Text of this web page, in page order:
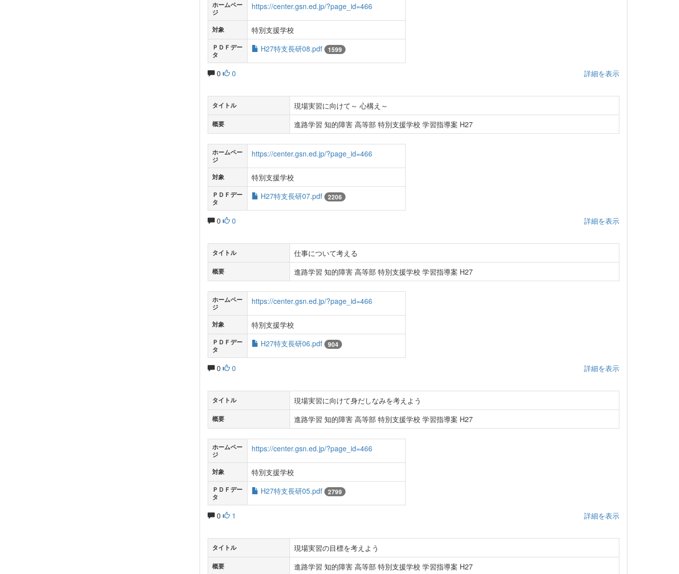
ホームペー
ジ
https://center.gsn.ed.jp/?page_id=466
対象 特別支援学校
ＰＤＦデー
タ
H27特支長研08.pdf 1599
0 0 詳細を表示
タイトル 現場実習に向けて～ 心構え～
概要 進路学習 知的障害 高等部 特別支援学校 学習指導案 H27
ホームペー
ジ
https://center.gsn.ed.jp/?page_id=466
対象 特別支援学校
ＰＤＦデー
タ
H27特支長研07.pdf 2206
0 0 詳細を表示
タイトル 仕事について考える
概要 進路学習 知的障害 高等部 特別支援学校 学習指導案 H27
ホームペー
ジ
https://center.gsn.ed.jp/?page_id=466
対象 特別支援学校
ＰＤＦデー
タ
H27特支長研06.pdf 904
0 0 詳細を表示
タイトル 現場実習に向けて身だしなみを考えよう
概要 進路学習 知的障害 高等部 特別支援学校 学習指導案 H27
ホームペー
ジ
https://center.gsn.ed.jp/?page_id=466
対象 特別支援学校
ＰＤＦデー
タ
H27特支長研05.pdf 2799
0 1 詳細を表示
タイトル 現場実習の目標を考えよう
概要 進路学習 知的障害 高等部 特別支援学校 学習指導案 H27